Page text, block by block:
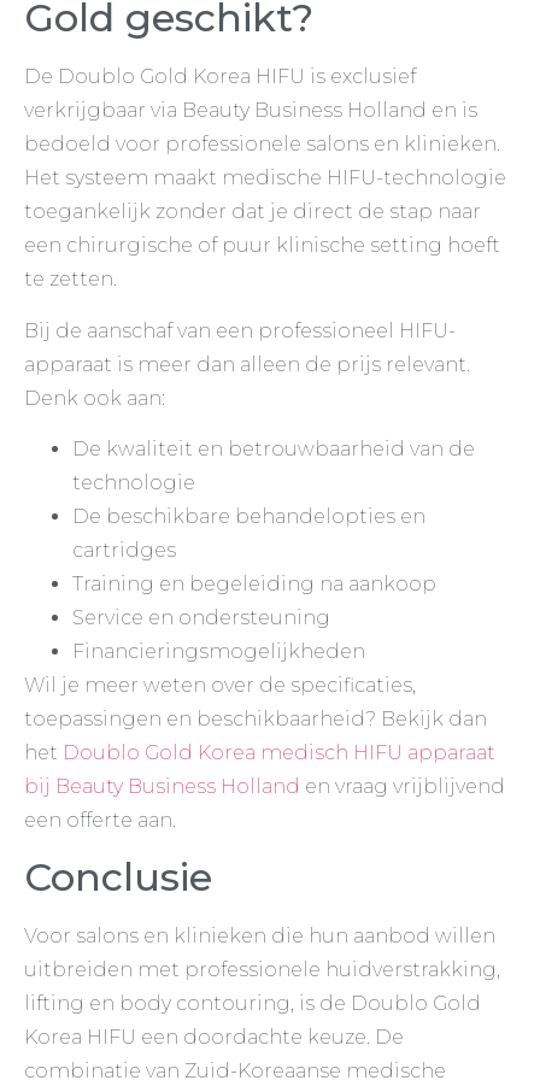
Gold geschikt?
De Doublo Gold Korea HIFU is exclusief
verkrijgbaar via Beauty Business Holland en is
bedoeld voor professionele salons en klinieken.
Het systeem maakt medische HIFU-technologie
toegankelijk zonder dat je direct de stap naar
een chirurgische of puur klinische setting hoeft
te zetten.
Bij de aanschaf van een professioneel HIFU-
apparaat is meer dan alleen de prijs relevant.
Denk ook aan:
De kwaliteit en betrouwbaarheid van de
technologie
De beschikbare behandelopties en
cartridges
Training en begeleiding na aankoop
Service en ondersteuning
Financieringsmogelijkheden
Wil je meer weten over de specificaties,
toepassingen en beschikbaarheid? Bekijk dan
het Doublo Gold Korea medisch HIFU apparaat
bij Beauty Business Holland en vraag vrijblijvend
een offerte aan.
Conclusie
Voor salons en klinieken die hun aanbod willen
uitbreiden met professionele huidverstrakking,
lifting en body contouring, is de Doublo Gold
Korea HIFU een doordachte keuze. De
combinatie van Zuid-Koreaanse medische